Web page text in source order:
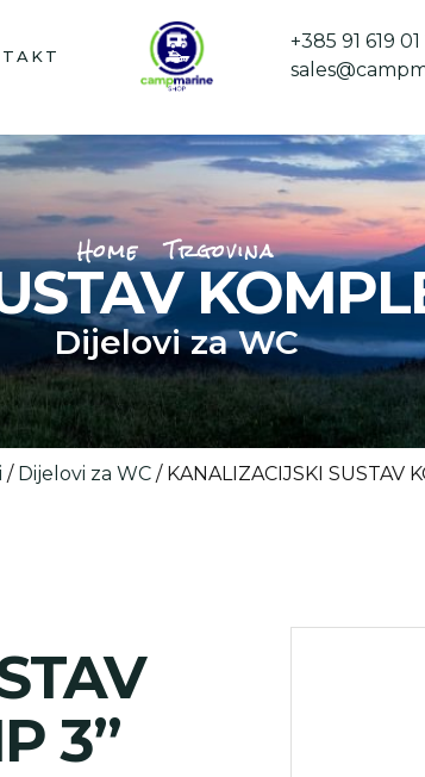
+385 91 619
Home Trgovina
Dijelovi za WC
/ Dijelovi za WC / KANALIZACIJSKI SUSTAV
3”